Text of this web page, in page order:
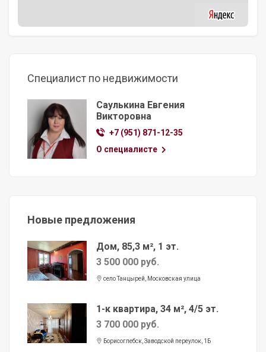
Специалист по недвижимости
Саулькина Евгения
Викторовна
+7 (951) 871-12-35
О специалисте
Новые предложения
Дом, 85,3 м², 1 эт.
3 500 000 руб.
село Танцырей, Московская улица
1-к квартира, 34 м², 4/5 эт.
3 700 000 руб.
Борисоглебск, Заводской переулок, 1Б